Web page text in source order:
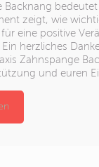
Backnang bedeutet
zeigt, wie
eine positive
herzliches
Zahnspange
und euren